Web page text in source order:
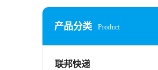
产品分类 Product
联邦快递